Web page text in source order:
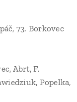
73. Borkovec
Abrt, F.
Popelka,